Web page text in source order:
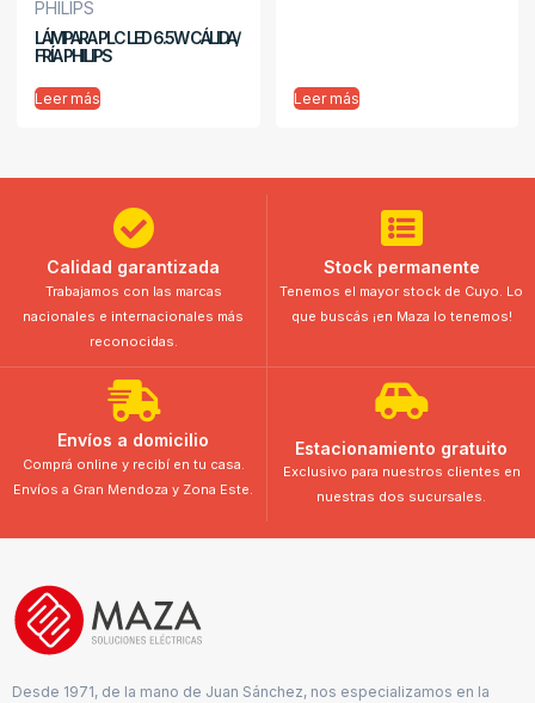
LÁMPARA PLC LED 6.5W CÁLIDA/
FRÍA PHILIPS
Leer más Leer más
Calidad garantizada
Trabajamos con las marcas
nacionales e internacionales más
reconocidas.
Stock permanente
Tenemos el mayor stock de Cuyo. Lo
que buscás ¡en Maza lo tenemos!
Envíos a domicilio
Comprá online y recibí en tu casa.
Envíos a Gran Mendoza y Zona Este.
Estacionamiento gratuito
Exclusivo para nuestros clientes en
nuestras dos sucursales.
Desde 1971, de la mano de Juan Sánchez, nos especializamos en la